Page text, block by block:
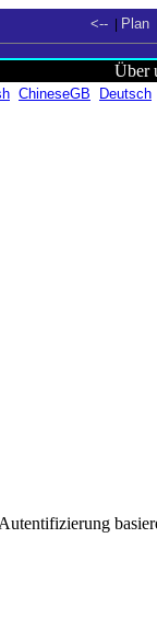
<--| Plan|
Über
ChineseGB Deutsch